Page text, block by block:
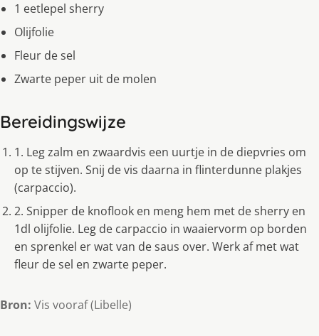
1 eetlepel sherry
Olijfolie
Fleur de sel
Zwarte peper uit de molen
Bereidingswijze
1. Leg zalm en zwaardvis een uurtje in de diepvries om
op te stijven. Snij de vis daarna in flinterdunne plakjes
(carpaccio).
2. Snipper de knoflook en meng hem met de sherry en
1dl olijfolie. Leg de carpaccio in waaiervorm op borden
en sprenkel er wat van de saus over. Werk af met wat
fleur de sel en zwarte peper.
Bron: Vis vooraf (Libelle)